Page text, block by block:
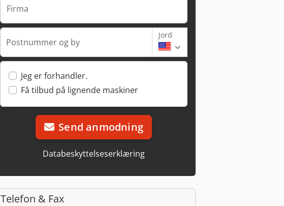
Firma
Postnummer og by
Jord
Jeg er forhandler.
Få tilbud på lignende maskiner
Send anmodning
Databeskyttelseserklæring
Telefon & Fax